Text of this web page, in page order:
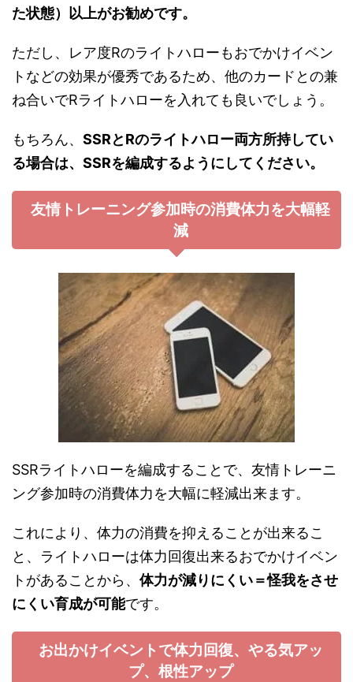
た状態）以上がお勧めです。
ただし、レア度Rのライトハローもおでかけイベン
トなどの効果が優秀であるため、他のカードとの兼
ね合いでRライトハローを入れても良いでしょう。
もちろん、 SSRとRのライトハロー両方所持してい
る場合は、SSRを編成するようにしてください。
友情トレーニング参加時の消費体力を大幅軽
減
SSRライトハローを編成することで、友情トレーニ
ング参加時の消費体力を大幅に軽減出来ます。
これにより、体力の消費を抑えることが出来るこ
と、ライトハローは体力回復出来るおでかけイベン
トがあることから、 体力が減りにくい＝怪我をさせ
にくい育成が可能です。
お出かけイベントで体力回復、やる気アッ
プ、根性アップ